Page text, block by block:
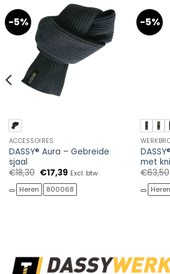
-5%
ACCESSOIRES
DASSY® Aura – Gebreide
sjaal
€18,30 Oorspronkelijke
was:
€18,30.
€17,39Huidige
is:
€17,39.
Excl. btw
Heren 800068
-5%
met
€63,50
Heren